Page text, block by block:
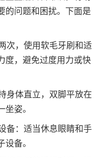
的问题和困扰。下面是
次，使用软毛牙刷和适
度，避免过度用力或快
身体直立，双脚平放在
姿。
备：适当休息眼睛和手
备。